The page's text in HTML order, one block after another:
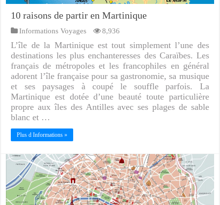
10 raisons de partir en Martinique
Informations Voyages 8,936
L’île de la Martinique est tout simplement l’une des
destinations les plus enchanteresses des Caraïbes. Les
français de métropoles et les francophiles en général
adorent l’île française pour sa gastronomie, sa musique
et ses paysages à coupé le souffle parfois. La
Martinique est dotée d’une beauté toute particulière
propre aux îles des Antilles avec ses plages de sable
blanc et …
Plus d Informations »